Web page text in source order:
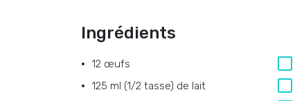
Ingrédients
12 œufs
125 ml (1/2 tasse) de lait